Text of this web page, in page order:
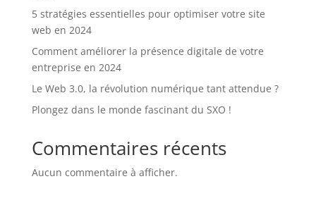
5 stratégies essentielles pour optimiser votre site
web en 2024
Comment améliorer la présence digitale de votre
entreprise en 2024
Le Web 3.0, la révolution numérique tant attendue ?
Plongez dans le monde fascinant du SXO !
Commentaires récents
Aucun commentaire à afficher.